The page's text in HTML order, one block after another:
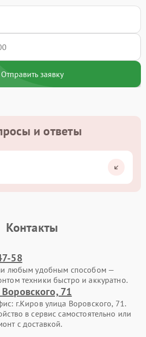
Отправить заявку
и ответы
Контакты
58
любым удобным способом —
техники быстро и аккуратно.
71
г.Киров улица Воровского, 71.
в сервис самостоятельно или
с доставкой.